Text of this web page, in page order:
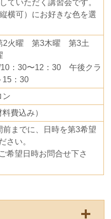
ていただく講習会です。
横可）にお好きな色を選
2火曜 第3木曜 第3土
：30〜12：30 午後クラ
15：30
ン
費込み）
前までに、日時を第3希望
さい。
希望日時お問合せ下さ